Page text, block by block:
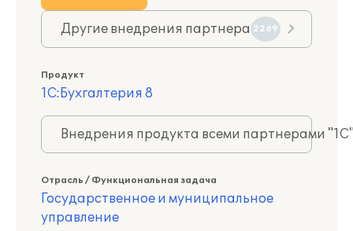
Другие внедрения партнера 2269
Продукт
1С:Бухгалтерия 8
Внедрения продукта всеми партнерами
Отрасль / Функциональная задача
Государственное и муниципальное
управление